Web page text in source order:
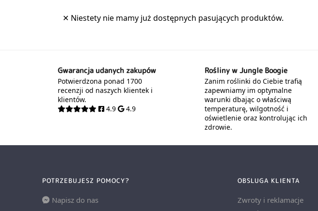
Gwarancja udanych zakupów
Potwierdzona ponad 1700
recenzji od naszych klientek i
klientów.
4.9
4.9
Rośliny w Jungle Boogie
Zanim roślinki do Ciebie trafią
zapewniamy im optymalne
warunki dbając o właściwą
temperaturę, wilgotność i
oświetlenie oraz kontrolując ich
zdrowie.
POTRZEBUJESZ POMOCY?
Napisz do nas
OBSLUGA KLIENTA
Zwroty i reklamacje